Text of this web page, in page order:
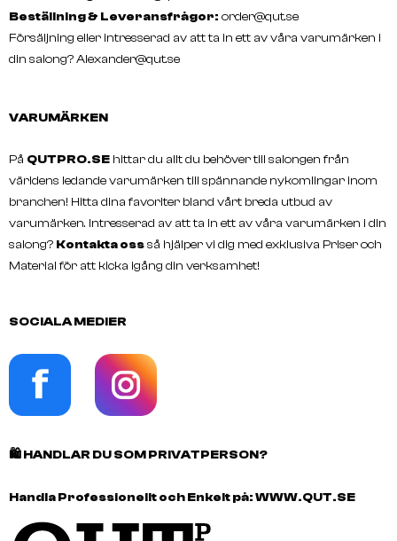
Beställning & Leveransfrågor: order@qut.se
Försäljning eller intresserad av att ta in ett av våra varumärken i
din salong?Alexander@qut.se
VARUMÄRKEN
På QUTPRO.SE hittar du allt du behöver till salongen från
världens ledande varumärken till spännande nykomlingar inom
branchen! Hitta dina favoriter bland vårt breda utbud av
varumärken. Intresserad av att ta in ett av våra varumärken i din
salong? Kontakta ossså hjälper vi dig med exklusiva Priser och
Material för att kicka igång din verksamhet!
SOCIALA MEDIER
🛍️HANDLAR DU SOM PRIVATPERSON?
Handla Professionellt och Enkelt på:WWW.QUT.SE